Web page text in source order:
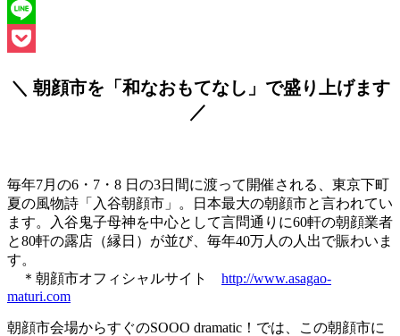
Tumblr
Line
＼ 朝顔市を「和なおもてなし」で盛り上げます
／
毎年7月の6・7・8 日の3日間に渡って開催される、東京下町
夏の風物詩「入谷朝顔市」。日本最大の朝顔市と言われてい
ます。入谷鬼子母神を中心として言問通りに60軒の朝顔業者
と80軒の露店（縁日）が並び、毎年40万人の人出で賑わいま
す。
＊朝顔市オフィシャルサイト http://www.asagao-
maturi.com
朝顔市会場からすぐのSOOO dramatic！では、この朝顔市に